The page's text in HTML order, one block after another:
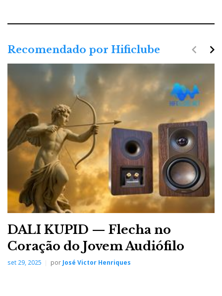
Recomendado por Hificlube
DALI KUPID — Flecha no
Coração do Jovem Audiófilo
set 29, 2025 porJosé Victor Henriques
navigate_next
navigate_before